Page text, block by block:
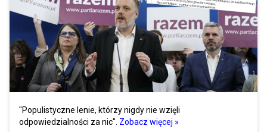
"Populistyczne lenie, którzy nigdy nie wzięli
odpowiedzialności za nic". Zobacz więcej »